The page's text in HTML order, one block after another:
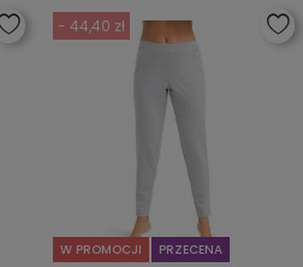
- 44,40 zł
W PROMOCJI PRZECENA